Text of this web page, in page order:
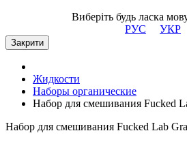
Виберіть будь ласка
РУС
УКР
Закрити
Жидкости
Наборы органические
Набор для смешивания Fucked
Набор для смешивания Fucked Lab